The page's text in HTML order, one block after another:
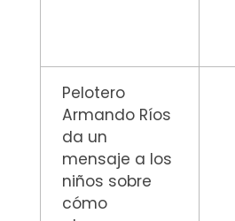
Pelotero
Armando Ríos
da un
mensaje a los
niños sobre
cómo